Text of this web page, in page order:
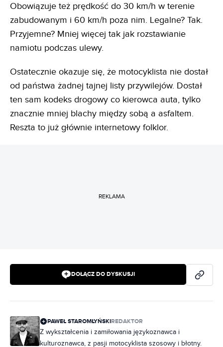
Obowiązuje też prędkość do 30 km/h w terenie
zabudowanym i 60 km/h poza nim. Legalne? Tak.
Przyjemne? Mniej więcej tak jak rozstawianie
namiotu podczas ulewy.
Ostatecznie okazuje się, że motocyklista nie dostał
od państwa żadnej tajnej listy przywilejów. Dostał
ten sam kodeks drogowy co kierowca auta, tylko
znacznie mniej blachy między sobą a asfaltem.
Reszta to już głównie internetowy folklor.
REKLAMA
DOŁĄCZ DO DYSKUSJI
PAWEŁ STAROMŁYŃSKIREDAKTOR
Z wykształcenia i zamiłowania językoznawca i
kulturoznawca, z pasji motocyklista szosowy i błotny.